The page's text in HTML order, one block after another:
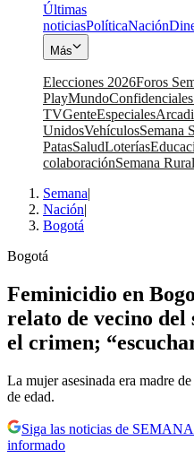
Últimas
noticiasPolíticaNación
Más
Elecciones 2026Foros
PlayMundoConfidenciales
TVGenteEspeciales
UnidosVehículosSemana
PatasSaludLoterías
colaboraciónSemana Rural
Semana|
Nación|
Bogotá
Bogotá
Feminicidio en
relato de vecino
el crimen;
La mujer asesinada era madre
de edad.
Siga las noticias de
informado